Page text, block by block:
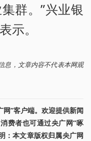
群。”兴业银
示。
息，文章内容不代表本网观
”客户端。欢迎提供新闻
费者也可通过央广网“啄
：本文章版权归属央广网